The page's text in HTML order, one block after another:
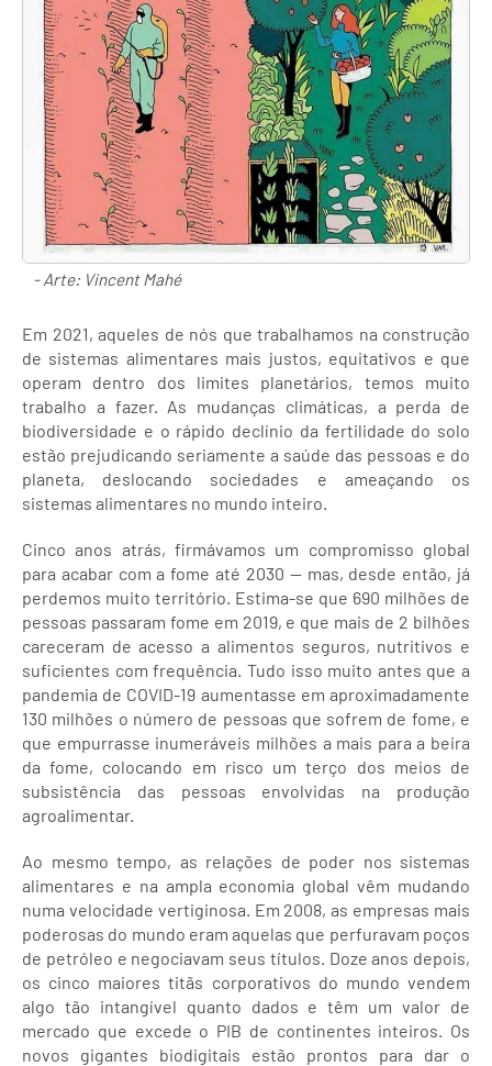
- Arte: Vincent Mahé
Em 2021, aqueles de nós que trabalhamos na construção
de sistemas alimentares mais justos, equitativos e que
operam dentro dos limites planetários, temos muito
trabalho a fazer. As mudanças climáticas, a perda de
biodiversidade e o rápido declínio da fertilidade do solo
estão prejudicando seriamente a saúde das pessoas e do
planeta, deslocando sociedades e ameaçando os
sistemas alimentares no mundo inteiro.
Cinco anos atrás, firmávamos um compromisso global
para acabar com a fome até 2030 — mas, desde então, já
perdemos muito território. Estima-se que 690 milhões de
pessoas passaram fome em 2019, e que mais de 2 bilhões
careceram de acesso a alimentos seguros, nutritivos e
suficientes com frequência. Tudo isso muito antes que a
pandemia de COVID-19 aumentasse em aproximadamente
130 milhões o número de pessoas que sofrem de fome, e
que empurrasse inumeráveis milhões a mais para a beira
da fome, colocando em risco um terço dos meios de
subsistência das pessoas envolvidas na produção
agroalimentar.
Ao mesmo tempo, as relações de poder nos sistemas
alimentares e na ampla economia global vêm mudando
numa velocidade vertiginosa. Em 2008, as empresas mais
poderosas do mundo eram aquelas que perfuravam poços
de petróleo e negociavam seus títulos. Doze anos depois,
os cinco maiores titãs corporativos do mundo vendem
algo tão intangível quanto dados e têm um valor de
mercado que excede o PIB de continentes inteiros. Os
novos gigantes biodigitais estão prontos para dar o